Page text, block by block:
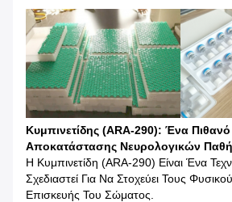
Κυμπινετίδης (ARA-290): Ένα
Αποκατάστασης Νευρολογικών
Η Κυμπινετίδη (ARA-290) Είναι Ένα
Σχεδιαστεί Για Να Στοχεύει Τους
Επισκευής Του Σώματος.